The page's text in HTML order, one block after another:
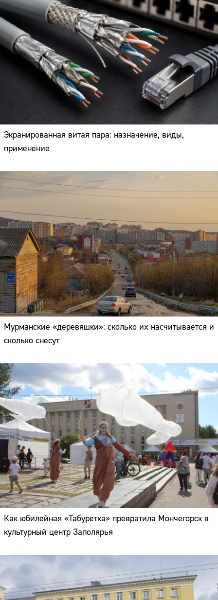
Экранированная витая пара: назначение, виды,
применение
Мурманские «деревяшки»: сколько их насчитывается и
сколько снесут
Как юбилейная «Табуретка» превратила Мончегорск в
культурный центр Заполярья